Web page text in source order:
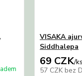
VISAKA
Siddhalepa
69 CZK/ks
57 CZK bez